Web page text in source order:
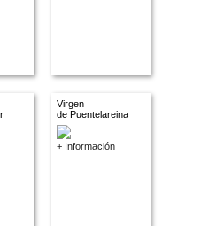
Virgen
de Puentelareina
+ Información